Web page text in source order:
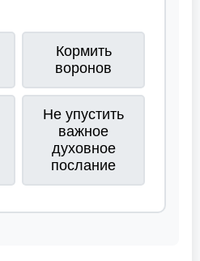
Кормить
воронов
Не упустить
важное
духовное
послание